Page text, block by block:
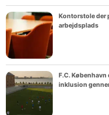
Kontorstole der
arbejdsplads
F.C.
inklusion